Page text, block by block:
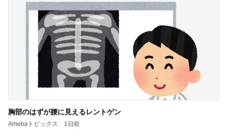
胸部のはずが腰に見えるレントゲン
Amebaトピックス 1日前